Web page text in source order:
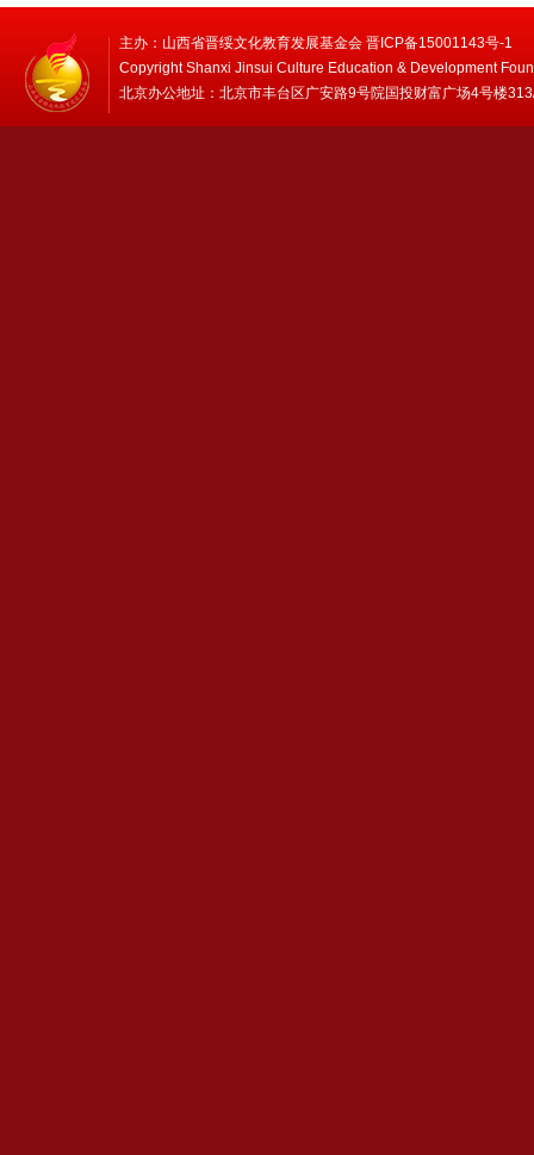
主办：山西省晋绥文化教育发展基金会 晋ICP备15001143号-1
Copyright Shanxi Jinsui Culture Education & Development
北京办公地址：北京市丰台区广安路9号院国投财富广场4号楼